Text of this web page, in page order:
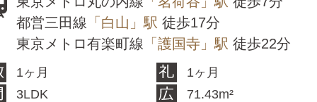
都営三田線 「白山」駅 徒歩17分
東京メトロ有楽町線 「護国寺」駅 徒歩22分
1ヶ月
1ヶ月
3LDK
71.43m²